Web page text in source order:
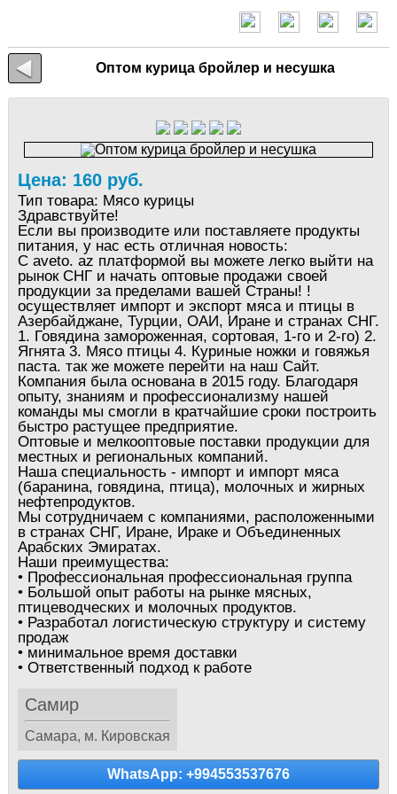
Оптом курица бройлер и несушка
Цена: 160 руб.
Тип товара: Мясо курицы
Здравствуйте!
Если вы производите или поставляете продукты
питания, у нас есть отличная новость:
С aveto. az платформой вы можете легко выйти на
рынок СНГ и начать оптовые продажи своей
продукции за пределами вашей Страны! !
осуществляет импорт и экспорт мяса и птицы в
Азербайджане, Турции, ОАИ, Иране и странах СНГ.
1. Говядина замороженная, сортовая, 1-го и 2-го) 2.
Ягнята 3. Мясо птицы 4. Куриные ножки и говяжья
паста. так же можете перейти на наш Сайт.
Компания была основана в 2015 году. Благодаря
опыту, знаниям и профессионализму нашей
команды мы смогли в кратчайшие сроки построить
быстро растущее предприятие.
Оптовые и мелкооптовые поставки продукции для
местных и региональных компаний.
Наша специальность - импорт и импорт мяса
(баранина, говядина, птица), молочных и жирных
нефтепродуктов.
Мы сотрудничаем с компаниями, расположенными
в странах СНГ, Иране, Ираке и Объединенных
Арабских Эмиратах.
Наши преимущества:
• Профессиональная профессиональная группа
• Большой опыт работы на рынке мясных,
птицеводческих и молочных продуктов.
• Разработал логистическую структуру и систему
продаж
• минимальное время доставки
• Ответственный подход к работе
Самир
Самара, м. Кировская
WhatsApp: +994553537676